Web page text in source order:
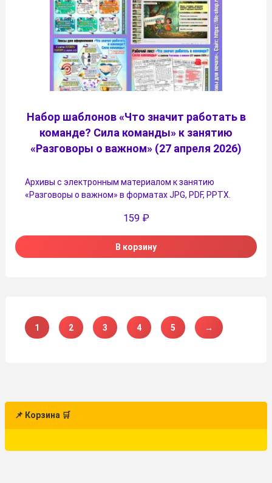
Набор шаблонов «Что значит работать в
команде? Сила команды» к занятию
«Разговоры о важном» (27 апреля 2026)
Архивы с электронным материалом к занятию
«Разговоры о важном» в форматах JPG, PDF, PPTX.
159 ₽
В корзину
1 2 3 4 5 →
📌 Корзина 🛒